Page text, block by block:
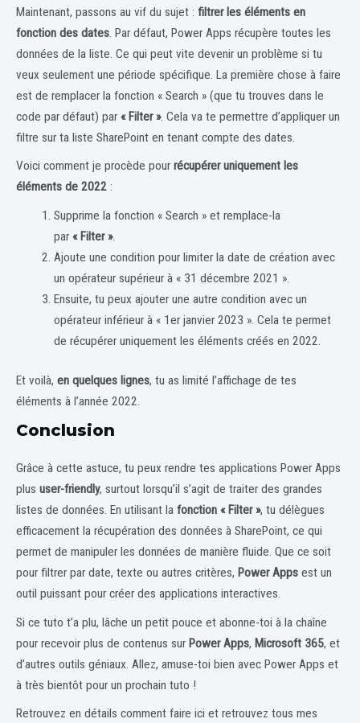
Maintenant, passons au vif du sujet : filtrer les éléments en
fonction des dates. Par défaut, Power Apps récupère toutes les
données de la liste. Ce qui peut vite devenir un problème si tu
veux seulement une période spécifique. La première chose à faire
est de remplacer la fonction « Search » (que tu trouves dans le
code par défaut) par « Filter ». Cela va te permettre d’appliquer un
filtre sur ta liste SharePoint en tenant compte des dates.
Voici comment je procède pour récupérer uniquement les
éléments de 2022 :
Supprime la fonction « Search » et remplace-la
par « Filter ».
Ajoute une condition pour limiter la date de création avec
un opérateur supérieur à « 31 décembre 2021 ».
Ensuite, tu peux ajouter une autre condition avec un
opérateur inférieur à « 1er janvier 2023 ». Cela te permet
de récupérer uniquement les éléments créés en 2022.
Et voilà, en quelques lignes, tu as limité l’affichage de tes
éléments à l’année 2022.
Conclusion
Grâce à cette astuce, tu peux rendre tes applications Power Apps
plus user-friendly, surtout lorsqu’il s’agit de traiter des grandes
listes de données. En utilisant la fonction « Filter », tu délègues
efficacement la récupération des données à SharePoint, ce qui
permet de manipuler les données de manière fluide. Que ce soit
pour filtrer par date, texte ou autres critères, Power Apps est un
outil puissant pour créer des applications interactives.
Si ce tuto t’a plu, lâche un petit pouce et abonne-toi à la chaîne
pour recevoir plus de contenus sur Power Apps, Microsoft 365, et
d’autres outils géniaux. Allez, amuse-toi bien avec Power Apps et
à très bientôt pour un prochain tuto !
Retrouvez en détails comment faire ici et retrouvez tous mes